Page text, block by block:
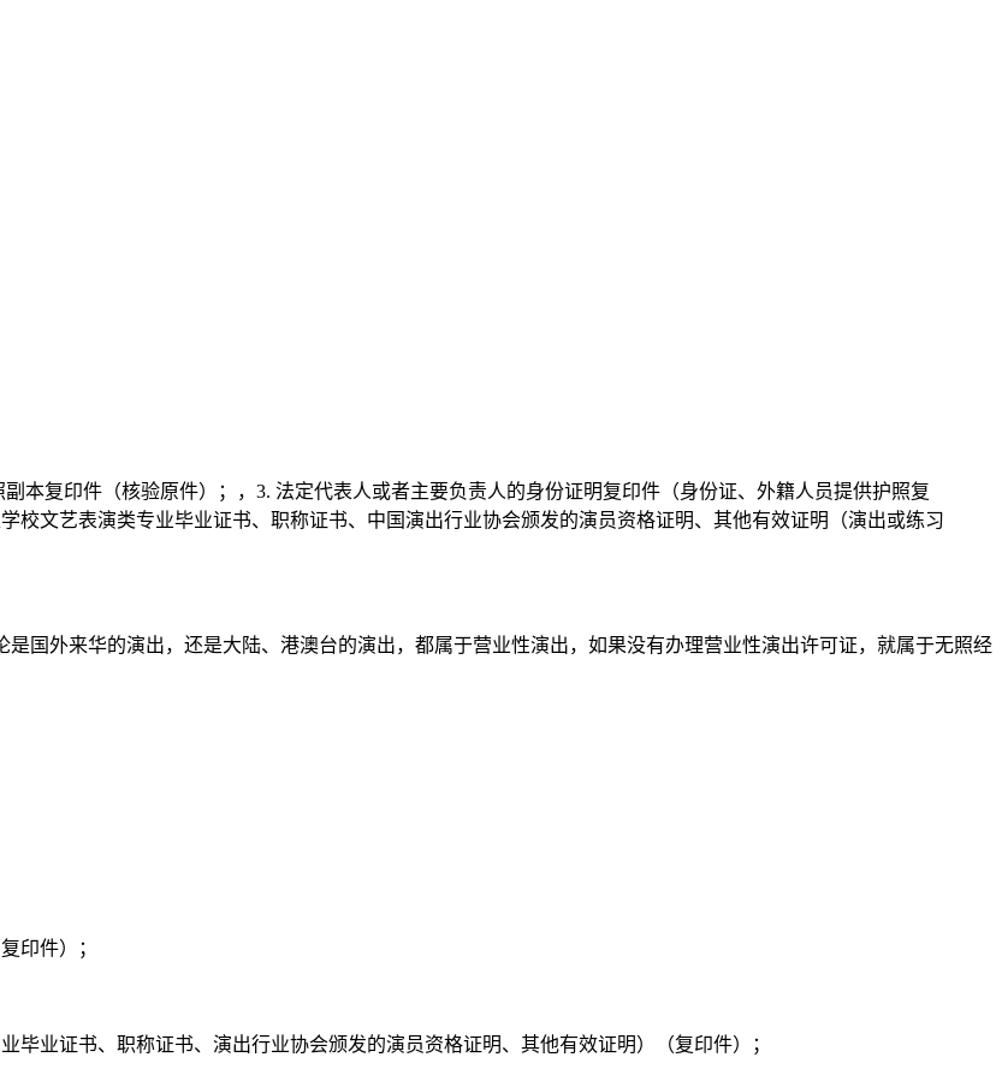
本复印件（核验原件）；，3. 法定代表人或者主要负责人的身份证明复印件（身份证、外籍人员提供护照复
校文艺表演类专业毕业证书、职称证书、中国演出行业协会颁发的演员资格证明、其他有效证明（演出或练习
国外来华的演出，还是大陆、港澳台的演出，都属于营业性演出，如果没有办理营业性演出许可证，就属于无照经
印件）；
业证书、职称证书、演出行业协会颁发的演员资格证明、其他有效证明）（复印件）；